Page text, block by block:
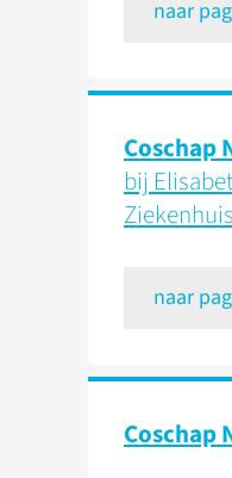
naar
Coschap
bij
naar
Coschap